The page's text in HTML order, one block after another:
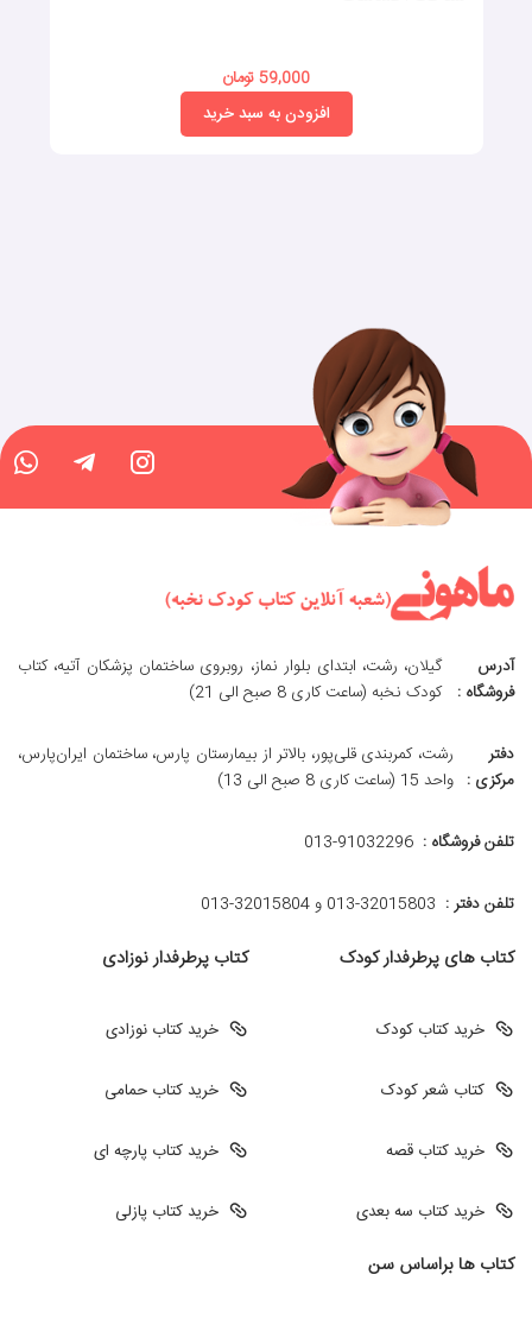
59,000 تومان
افزودن به سبد خرید
آدرس
فروشگاه :
گیلان، رشت، ابتدای بلوار نماز، روبروی ساختمان پزشکان آتیه، کتاب
کودک نخبه (ساعت کاری 8 صبح الی 21)
دفتر
مرکزی :
رشت، کمربندی قلی‌پور، بالاتر از بیمارستان پارس، ساختمان ایران‌پارس،
واحد 15 (ساعت کاری 8 صبح الی 13)
تلفن فروشگاه : 013-91032296
تلفن دفتر : 013-32015803 و 32015804-013
کتاب های پرطرفدار کودک
خرید کتاب کودک
کتاب شعر کودک
خرید کتاب قصه
خرید کتاب سه بعدی
کتاب پرطرفدار نوزادی
خرید کتاب نوزادی
خرید کتاب حمامی
خرید کتاب پارچه ای
خرید کتاب پازلی
کتاب ها براساس سن